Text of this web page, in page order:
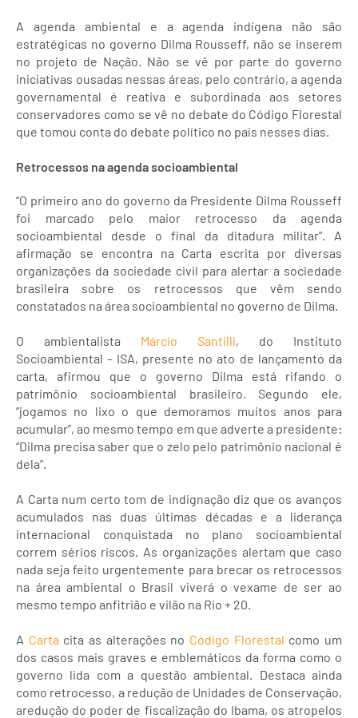
A agenda ambiental e a agenda indígena não são
estratégicas no governo Dilma Rousseff, não se inserem
no projeto de Nação. Não se vê por parte do governo
iniciativas ousadas nessas áreas, pelo contrário, a agenda
governamental é reativa e subordinada aos setores
conservadores como se vê no debate do Código Florestal
que tomou conta do debate político no país nesses dias.
Retrocessos na agenda socioambiental
“O primeiro ano do governo da Presidente Dilma Rousseff
foi marcado pelo maior retrocesso da agenda
socioambiental desde o final da ditadura militar”. A
afirmação se encontra na Carta escrita por diversas
organizações da sociedade civil para alertar a sociedade
brasileira sobre os retrocessos que vêm sendo
constatados na área socioambiental no governo de Dilma.
O ambientalista Márcio Santilli, do Instituto
Socioambiental - ISA, presente no ato de lançamento da
carta, afirmou que o governo Dilma está rifando o
patrimônio socioambiental brasileiro. Segundo ele,
“jogamos no lixo o que demoramos muitos anos para
acumular”, ao mesmo tempo em que adverte a presidente:
“Dilma precisa saber que o zelo pelo patrimônio nacional é
dela”.
A Carta num certo tom de indignação diz que os avanços
acumulados nas duas últimas décadas e a liderança
internacional conquistada no plano socioambiental
correm sérios riscos. As organizações alertam que caso
nada seja feito urgentemente para brecar os retrocessos
na área ambiental o Brasil viverá o vexame de ser ao
mesmo tempo anfitrião e vilão na Rio + 20.
A Carta cita as alterações no Código Florestal como um
dos casos mais graves e emblemáticos da forma como o
governo lida com a questão ambiental. Destaca ainda
como retrocesso, a redução de Unidades de Conservação,
aredução do poder de fiscalização do Ibama, os atropelos